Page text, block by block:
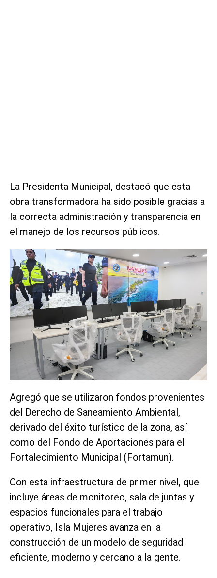
La Presidenta Municipal, destacó que esta
obra transformadora ha sido posible gracias a
la correcta administración y transparencia en
el manejo de los recursos públicos.
Agregó que se utilizaron fondos provenientes
del Derecho de Saneamiento Ambiental,
derivado del éxito turístico de la zona, así
como del Fondo de Aportaciones para el
Fortalecimiento Municipal (Fortamun).
Con esta infraestructura de primer nivel, que
incluye áreas de monitoreo, sala de juntas y
espacios funcionales para el trabajo
operativo, Isla Mujeres avanza en la
construcción de un modelo de seguridad
eficiente, moderno y cercano a la gente.